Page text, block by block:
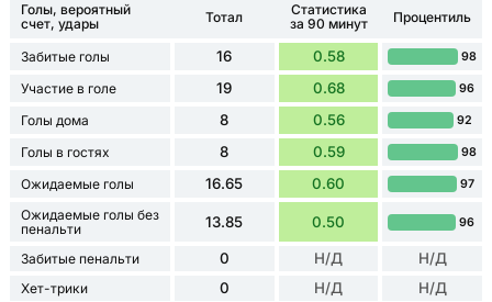
Голы, вероятный
счет, удары
Тотал
Статистика
за 90 минут
Процентиль
Забитые голы 16 0.58 98
Участие в голе 19 0.68 96
Голы дома 8 0.56 92
Голы в гостях 8 0.59 98
Ожидаемые голы 16.65 0.60 97
Ожидаемые голы без
пенальти
13.85 0.50 96
Забитые пенальти 0 Н/Д Н/Д
Хет-трики 0 Н/Д Н/Д